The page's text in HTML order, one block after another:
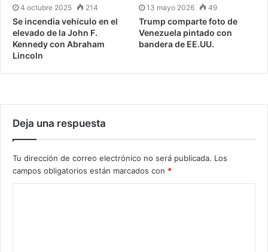
4 octubre 2025 214
Se incendia vehículo en el
elevado de la John F.
Kennedy con Abraham
Lincoln
13 mayo 2026 49
Trump comparte foto de
Venezuela pintado con
bandera de EE.UU.
Deja una respuesta
Tu dirección de correo electrónico no será publicada. Los
campos obligatorios están marcados con *